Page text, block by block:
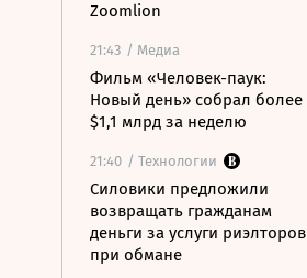
Zoomlion
21:43 / Медиа
Фильм «Человек-паук:
Новый день» собрал более
$1,1 млрд за неделю
21:40 / Технологии
Силовики предложили
возвращать гражданам
деньги за услуги риэлторов
при обмане